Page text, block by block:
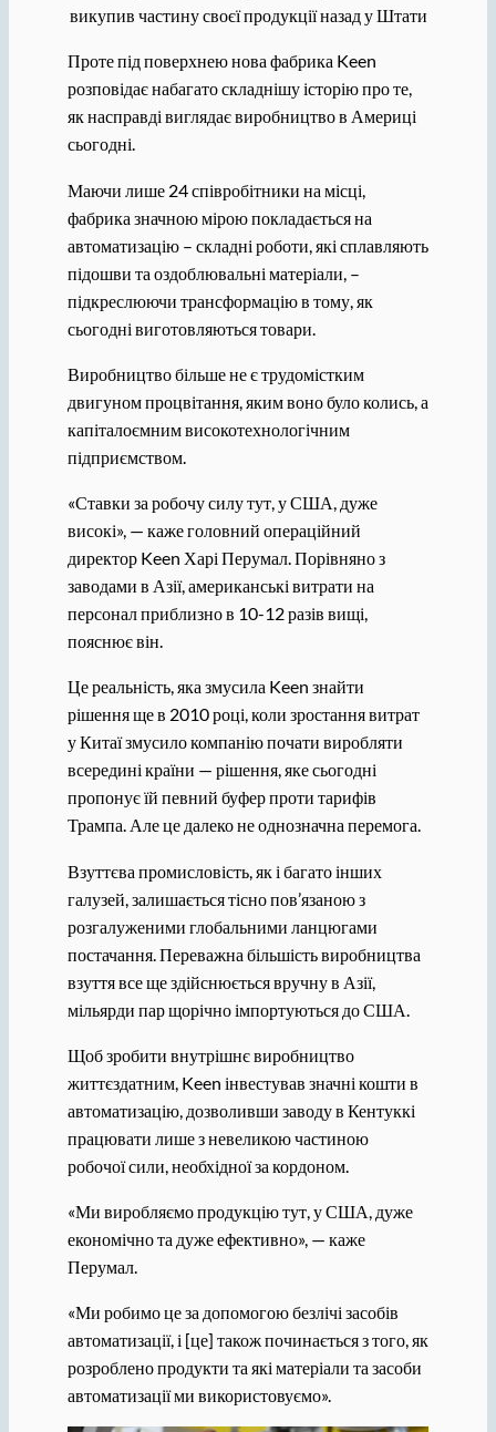
викупив частину своєї продукції назад у Штати
Проте під поверхнею нова фабрика Keen
розповідає набагато складнішу історію про те,
як насправді виглядає виробництво в Америці
сьогодні.
Маючи лише 24 співробітники на місці,
фабрика значною мірою покладається на
автоматизацію – складні роботи, які сплавляють
підошви та оздоблювальні матеріали, –
підкреслюючи трансформацію в тому, як
сьогодні виготовляються товари.
Виробництво більше не є трудомістким
двигуном процвітання, яким воно було колись, а
капіталоємним високотехнологічним
підприємством.
«Ставки за робочу силу тут, у США, дуже
високі», — каже головний операційний
директор Keen Харі Перумал. Порівняно з
заводами в Азії, американські витрати на
персонал приблизно в 10-12 разів вищі,
пояснює він.
Це реальність, яка змусила Keen знайти
рішення ще в 2010 році, коли зростання витрат
у Китаї змусило компанію почати виробляти
всередині країни — рішення, яке сьогодні
пропонує їй певний буфер проти тарифів
Трампа. Але це далеко не однозначна перемога.
Взуттєва промисловість, як і багато інших
галузей, залишається тісно пов’язаною з
розгалуженими глобальними ланцюгами
постачання. Переважна більшість виробництва
взуття все ще здійснюється вручну в Азії,
мільярди пар щорічно імпортуються до США.
Щоб зробити внутрішнє виробництво
життєздатним, Keen інвестував значні кошти в
автоматизацію, дозволивши заводу в Кентуккі
працювати лише з невеликою частиною
робочої сили, необхідної за кордоном.
«Ми виробляємо продукцію тут, у США, дуже
економічно та дуже ефективно», — каже
Перумал.
«Ми робимо це за допомогою безлічі засобів
автоматизації, і [це] також починається з того, як
розроблено продукти та які матеріали та засоби
автоматизації ми використовуємо».